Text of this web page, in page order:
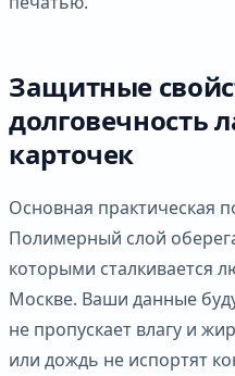
Защитные
долговечность
карточек
Основная практическая
Полимерный слой
которыми сталкивается
Москве. Ваши данные
не пропускает влагу и
или дождь не испортят